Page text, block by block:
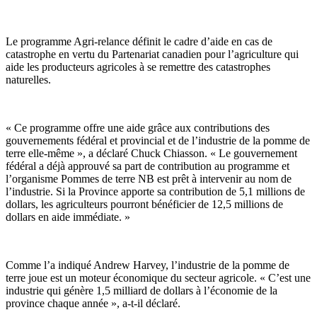
Le programme Agri-relance définit le cadre d’aide en cas de
catastrophe en vertu du Partenariat canadien pour l’agriculture qui
aide les producteurs agricoles à se remettre des catastrophes
naturelles.
« Ce programme offre une aide grâce aux contributions des
gouvernements fédéral et provincial et de l’industrie de la pomme de
terre elle-même », a déclaré Chuck Chiasson. « Le gouvernement
fédéral a déjà approuvé sa part de contribution au programme et
l’organisme Pommes de terre NB est prêt à intervenir au nom de
l’industrie. Si la Province apporte sa contribution de 5,1 millions de
dollars, les agriculteurs pourront bénéficier de 12,5 millions de
dollars en aide immédiate. »
Comme l’a indiqué Andrew Harvey, l’industrie de la pomme de
terre joue est un moteur économique du secteur agricole. « C’est une
industrie qui génère 1,5 milliard de dollars à l’économie de la
province chaque année », a-t-il déclaré.